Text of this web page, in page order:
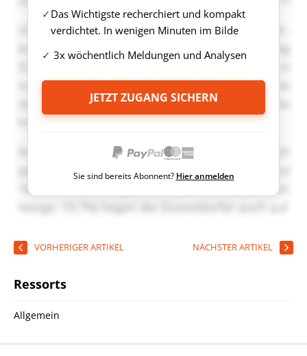
Das Wichtigste recherchiert und kompakt
verdichtet. In wenigen Minuten im Bilde
3x wöchentlich Meldungen und Analysen
JETZT ZUGANG SICHERN
Sie sind bereits Abonnent? Hier anmelden
VORHERIGER ARTIKEL NÄCHSTER ARTIKEL
Ressorts
Allgemein